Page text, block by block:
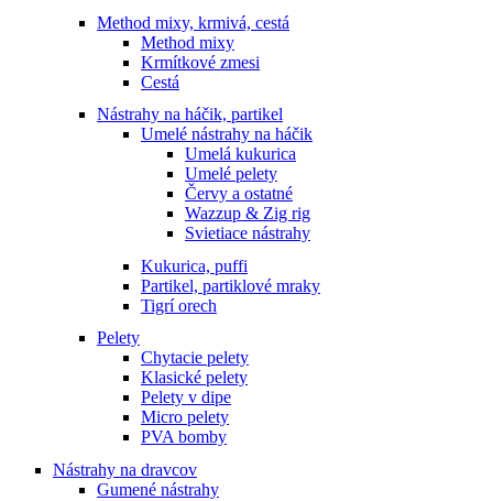
Method mixy, krmivá, cestá
Method mixy
Krmítkové zmesi
Cestá
Nástrahy na háčik, partikel
Umelé nástrahy na háčik
Umelá kukurica
Umelé pelety
Červy a ostatné
Wazzup & Zig rig
Svietiace nástrahy
Kukurica, puffi
Partikel, partiklové mraky
Tigrí orech
Pelety
Chytacie pelety
Klasické pelety
Pelety v dipe
Micro pelety
PVA bomby
Nástrahy na dravcov
Gumené nástrahy